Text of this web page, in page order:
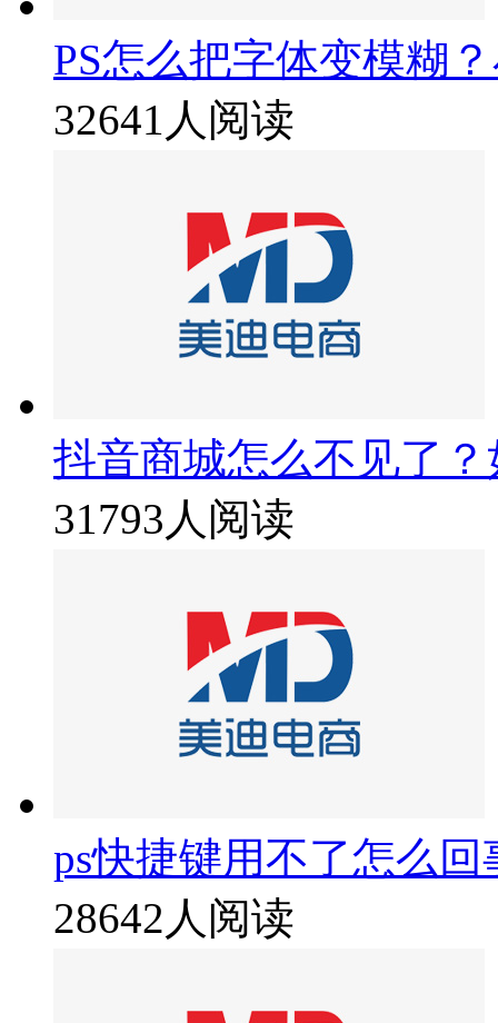
PS怎么把字体变模糊
32641人阅读
抖音商城怎么不见了
31793人阅读
ps快捷键用不了怎么
28642人阅读